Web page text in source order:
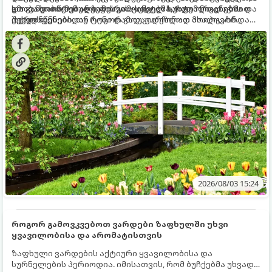
და განვითარებული ფესვთა სისტემა, რათა ნიადაგის
ქვედა ფენებიდან ტენი დამოუკიდებლად მოიპოვონ.
ხმობა დაიწყონ ან ზამთრის ყინვებს სუსტი ორგანიზმით
შეხვდნენ.
გთავაზობთ მებაღეების გამოცდილ საიდუმლოებებსა და
ოქროს წესებს, თუ როგორ გადავარჩინოთ ახალგაზრდა
ხეები ზაფხულის სიცხეში:
2026/08/03 15:24
როგორ გამოვკვებოთ ვარდები ზაფხულში უხვი
ყვავილობისა და არომატისთვის
ზაფხული ვარდების აქტიური ყვავილობისა და
სურნელების პერიოდია. იმისათვის, რომ ბუჩქებმა უხვად,